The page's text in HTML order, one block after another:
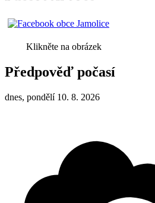
Klikněte na obrázek
Předpověď počasí
dnes, pondělí 10. 8. 2026